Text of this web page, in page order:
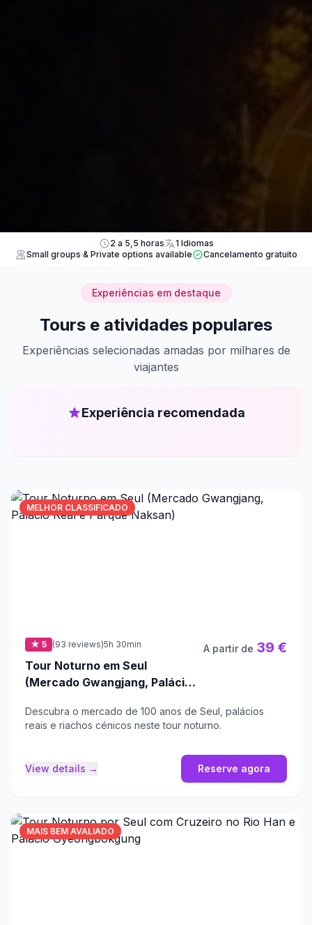
2 a 5,5 horas
1 Idiomas
Small groups & Private options available
Cancelamento gratuito
Experiências em destaque
Tours e atividades populares
Experiências selecionadas amadas por milhares de
viajantes
Experiência recomendada
MELHOR CLASSIFICADO
★ 5 (93 reviews)5h 30min
Tour Noturno em Seul
(Mercado Gwangjang, Palácio
A partir de 39 €
Descubra o mercado de 100 anos de Seul, palácios
reais e riachos cénicos neste tour noturno.
View details → Reserve agora
MAIS BEM AVALIADO